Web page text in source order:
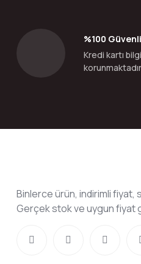
Ürün fiyatı diğer sitelerden daha
Bu ürüne benzer farklı
%100
Kredi kartı
Binlerce ürün, indirimli fiyat,
Gerçek stok ve uygun fiyat